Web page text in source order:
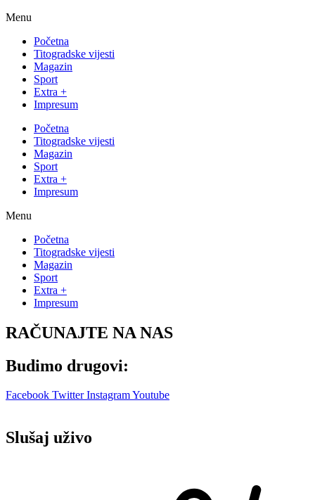
Menu
Početna
Titogradske vijesti
Magazin
Sport
Extra +
Impresum
Početna
Titogradske vijesti
Magazin
Sport
Extra +
Impresum
Menu
Početna
Titogradske vijesti
Magazin
Sport
Extra +
Impresum
RAČUNAJTE NA NAS
Budimo drugovi:
Facebook Twitter InstagramYoutube
Slušaj uživo